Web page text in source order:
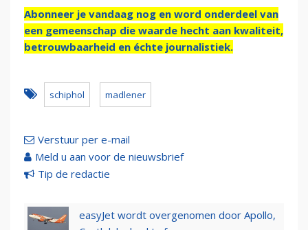
Abonneer je vandaag nog en word onderdeel van
een gemeenschap die waarde hecht aan kwaliteit,
betrouwbaarheid en échte journalistiek.
schiphol madlener
Verstuur per e-mail
Meld u aan voor de nieuwsbrief
Tip de redactie
easyJet wordt overgenomen door Apollo,